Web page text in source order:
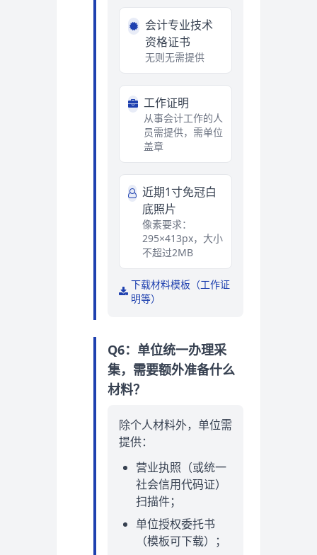
会计专业技术
资格证书
无则无需提供
工作证明
从事会计工作的人
员需提供，需单位
盖章
近期1寸免冠白
底照片
像素要求：
295×413px，大小
不超过2MB
下载材料模板（工作证
明等）
Q6：单位统一办理采
集，需要额外准备什么
材料？
除个人材料外，单位需
提供：
营业执照（或统一
社会信用代码证）
扫描件；
单位授权委托书
（模板可下载）；